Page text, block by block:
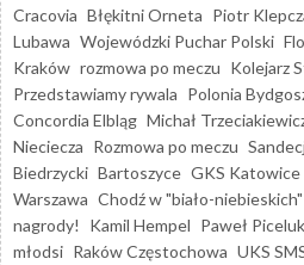
Cracovia Błękitni Orneta Piotr
Lubawa Wojewódzki Puchar Polski
Kraków rozmowa po meczu Kolejarz
Przedstawiamy rywala Polonia
Concordia Elbląg Michał
Nieciecza Rozmowa po meczu
Biedrzycki Bartoszyce GKS Katowice
Warszawa Chodź w "biało-
nagrody!
Kamil Hempel Paweł Piceluk
młodsi Raków Częstochowa UKS